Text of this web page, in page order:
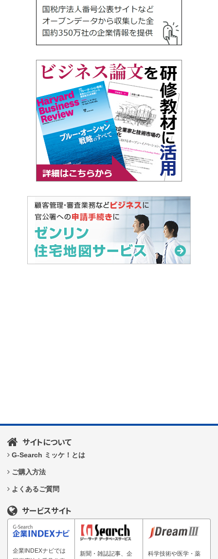
サイトについて
G-Search ミッケ！とは
ご購入方法
よくあるご質問
サービスサイト
企業INDEXナビでは
新聞・雑誌記事、企 科学技術や医学・薬